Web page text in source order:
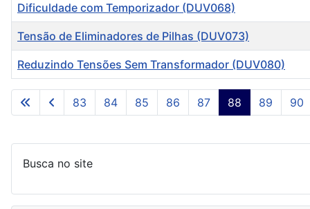
Artigos
Dificuldade com Temporizador (DUV068)
Tensão de Eliminadores de Pilhas (DUV073)
Reduzindo Tensões Sem Transformador (DUV080)
83 84 85 86 87 88 89 90
Busca no site